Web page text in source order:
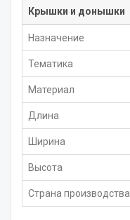
Крышки и донышки
Назначение
Тематика
Материал
Длина
Ширина
Высота
Страна производства